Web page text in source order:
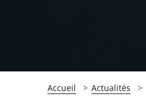
Accueil Actualités